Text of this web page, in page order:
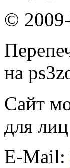
©
на
Сайт
для
E-Mail: